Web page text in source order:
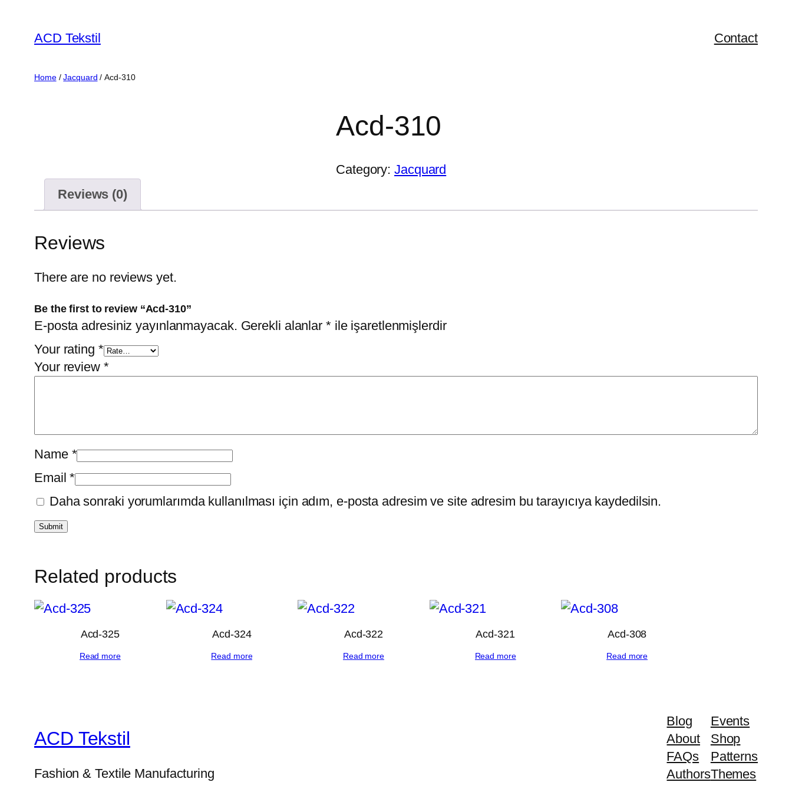
ACD Tekstil Contact
Home/Jacquard / Acd-310
Acd-310
Category:Jacquard
Reviews (0)
Reviews
There are no reviews yet.
Be the first to review “Acd-310”
E-posta adresiniz yayınlanmayacak. Gerekli alanlar * ile işaretlenmişlerdir
Your rating *
Your review *
Name *
Email*
Daha sonraki yorumlarımda kullanılması için adım, e-posta adresim ve site adresim bu tarayıcıya kaydedilsin.
Related products
Acd-325
Read more
Acd-324
Read more
Acd-322
Read more
Acd-321
Read more
Acd-308
Read more
ACD Tekstil
Fashion & Textile Manufacturing
Blog
About
FAQs
Authors
Events
Shop
Patterns
Themes